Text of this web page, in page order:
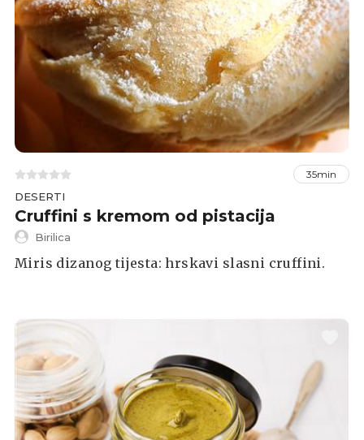
35min
DESERTI
Cruffini s kremom od pistacija
Birilica
Miris dizanog tijesta: hrskavi slasni cruffini.